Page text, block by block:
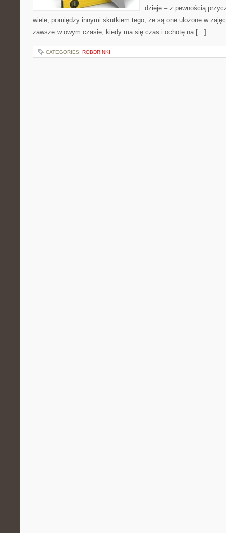
dzieje – z pewnością
wiele, pomiędzy innymi skutkiem tego, że są one ułożone w
zawsze w owym czasie, kiedy ma się czas i ochotę na […]
CATEGORIES: ROBDRINKI